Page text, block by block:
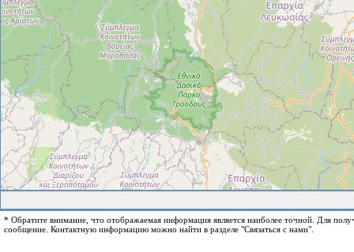
* Обратите внимание, что отображаемая информация является наиболее точной. Для
сообщение. Контактную информацию можно найти в разделе "Связаться с нами".